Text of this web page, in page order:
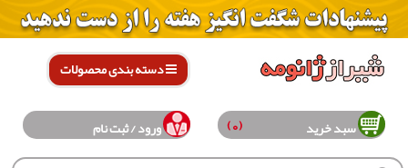
دسته بندی محصولات
سبد خرید (0) ورود / ثبت نام